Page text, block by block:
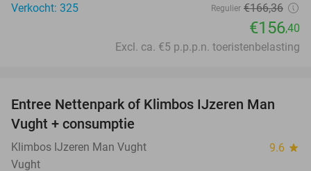
Verkocht: 325
Regulier €166,36
€156,40
Excl. ca. €5 p.p.p.n. toeristenbelasting
29%
Entree Nettenpark of Klimbos IJzeren Man
Vught + consumptie
Klimbos IJzeren Man Vught 9.6 star
Vught